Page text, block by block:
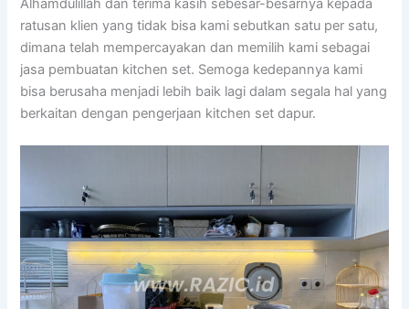
ratusan klien yang tidak bisa kami sebutkan satu per satu,
dimana telah mempercayakan dan memilih kami sebagai
jasa pembuatan kitchen set. Semoga kedepannya kami
bisa berusaha menjadi lebih baik lagi dalam segala hal yang
berkaitan dengan pengerjaan kitchen set dapur.